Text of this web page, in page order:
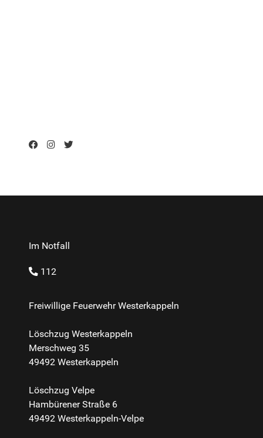
Im Notfall
112
Freiwillige Feuerwehr Westerkappeln
Löschzug Westerkappeln
Merschweg 35
49492 Westerkappeln
Löschzug Velpe
Hambürener Straße 6
49492 Westerkappeln-Velpe